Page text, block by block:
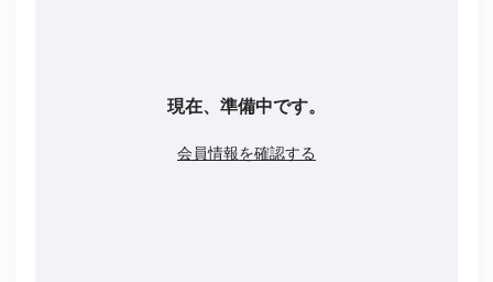
現在、準備中です。
会員情報を確認する